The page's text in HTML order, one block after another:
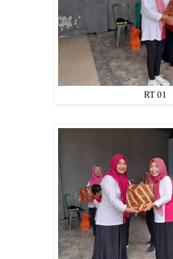
RT 01